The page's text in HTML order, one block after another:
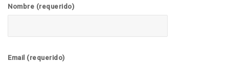
Nombre (requerido)
Email (requerido)